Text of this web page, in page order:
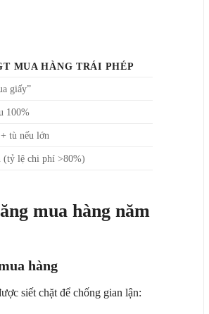
MUA HÀNG TRÁI PHÉP
giấy”
100%
tù nếu lớn
(tỷ lệ chi phí >80%)
mua hàng năm
hàng
siết chặt để chống gian lận: